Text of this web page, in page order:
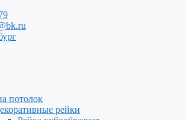
потолок
рейки